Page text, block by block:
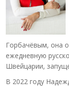
Горбачёвым, она
ежедневную
Швейцарии,
В 2022 году